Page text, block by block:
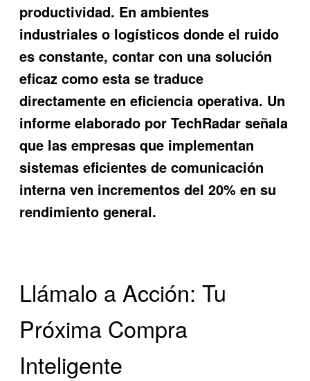
productividad. En ambientes
industriales o logísticos donde el ruido
es constante, contar con una solución
eficaz como esta se traduce
directamente en eficiencia operativa. Un
informe elaborado por TechRadar señala
que las empresas que implementan
sistemas eficientes de comunicación
interna ven incrementos del 20% en su
rendimiento general.
Llámalo a Acción: Tu
Próxima Compra
Inteligente